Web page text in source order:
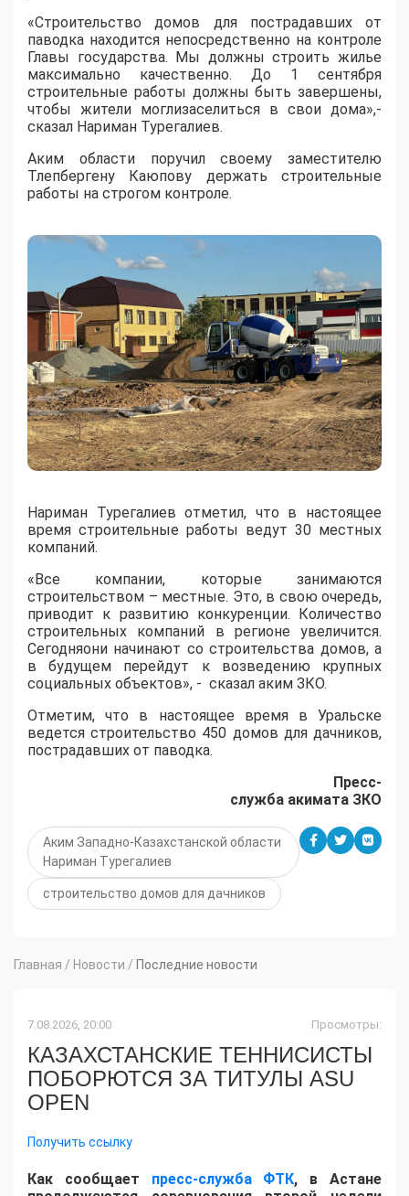
«Строительство домов для пострадавших от
паводка находится непосредственно на контроле
Главы государства. Мы должны строить жилье
максимально качественно. До 1 сентября
строительные работы должны быть завершены,
чтобы жители моглизаселиться в свои дома»,-
сказал Нариман Турегалиев.
Аким области поручил своему заместителю
Тлепбергену Каюпову держать строительные
работы на строгом контроле.
Нариман Турегалиев отметил, что в настоящее
время строительные работы ведут 30 местных
компаний.
«Все компании, которые занимаются
строительством – местные. Это, в свою очередь,
приводит к развитию конкуренции. Количество
строительных компаний в регионе увеличится.
Сегодняони начинают со строительства домов, а
в будущем перейдут к возведению крупных
социальных объектов», - сказал аким ЗКО.
Отметим, что в настоящее время в Уральске
ведется строительство 450 домов для дачников,
пострадавших от паводка.
Пресс-
служба акимата ЗКО
Аким Западно-Казахстанской области
Нариман Турегалиев
строительство домов для дачников
Главная / Новости / Последние новости
7.08.2026, 20:00 Просмотры:
КАЗАХСТАНСКИЕ ТЕННИСИСТЫ
ПОБОРЮТСЯ ЗА ТИТУЛЫ ASU
OPEN
Получить ссылку
Как сообщает пресс-служба ФТК, в Астане